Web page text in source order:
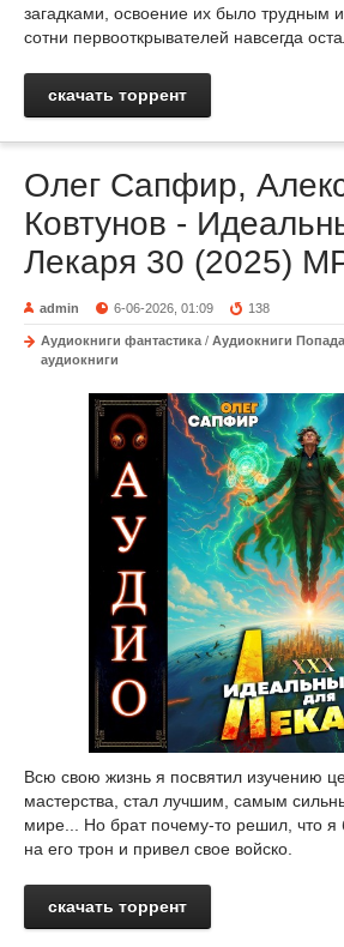
загадками, освоение их было трудным
сотни первооткрывателей навсегда
скачать торрент
Олег Сапфир,
Ковтунов -
Лекаря 30 (2025)
admin 6-06-2026, 01:09 138
Аудиокниги фантастика / Аудиокниги
аудиокниги
Всю свою жизнь я посвятил изучению
мастерства, стал лучшим, самым
мире... Но брат почему-то решил, что я
на его трон и привел свое войско.
скачать торрент